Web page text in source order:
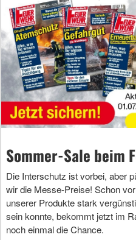
Sommer-Sale beim
Die Interschutz ist vorbei, aber
wir die Messe-Preise! Schon
unserer Produkte stark
sein konnte, bekommt jetzt im
noch einmal die Chance.